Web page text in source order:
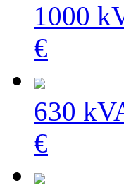
1000
€
630
€